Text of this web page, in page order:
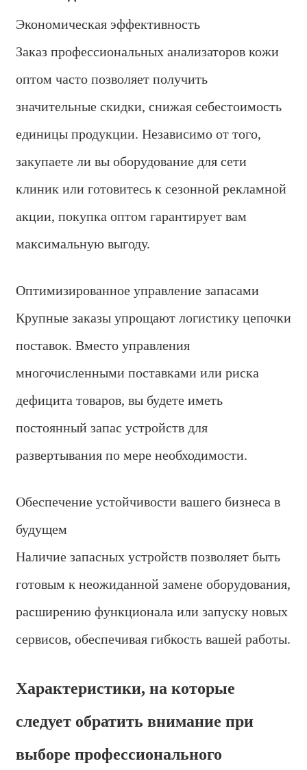
Экономическая эффективность
Заказ профессиональных анализаторов кожи
оптом часто позволяет получить
значительные скидки, снижая себестоимость
единицы продукции. Независимо от того,
закупаете ли вы оборудование для сети
клиник или готовитесь к сезонной рекламной
акции, покупка оптом гарантирует вам
максимальную выгоду.
Оптимизированное управление запасами
Крупные заказы упрощают логистику цепочки
поставок. Вместо управления
многочисленными поставками или риска
дефицита товаров, вы будете иметь
постоянный запас устройств для
развертывания по мере необходимости.
Обеспечение устойчивости вашего бизнеса в
будущем
Наличие запасных устройств позволяет быть
готовым к неожиданной замене оборудования,
расширению функционала или запуску новых
сервисов, обеспечивая гибкость вашей работы.
Характеристики, на которые
следует обратить внимание при
выборе профессионального